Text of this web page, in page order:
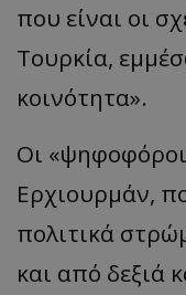
που είναι οι
Τουρκία,
κοινότητα».
Οι
Ερχιουρμάν,
πολιτικά
και από δεξιά